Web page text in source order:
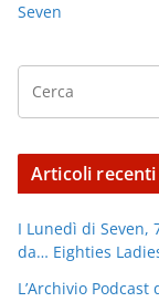
Seven
Articoli recenti
I Lunedì di Seven,
da… Eighties
L’Archivio